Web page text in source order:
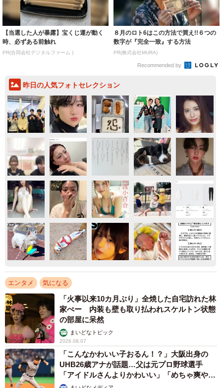
【当選した人が暴露】宝くじ運が動く
時、必ずある前触れ
PR(合同会社デジタルファーム )
８月のロト6はこの方法で買え!!６つの
数字が『完全一致』する方法
PR(株式会社MURA)
Recommended by
昨日の人気フォトセレクション
エンタメ 気になる
「火事以来10カ月ぶり」全焼した自宅訪れた林
家ぺー 内装も壁も取り払われスケルトン状態
の部屋に呆然
まいどなトピック
2026.08.07
「こんなかわいい子おるん！？」大阪出身の
UHB26歳アナが話題…父は元プロ野球選手
「アイドルさんよりかわいい」「めちゃ爽や
か」